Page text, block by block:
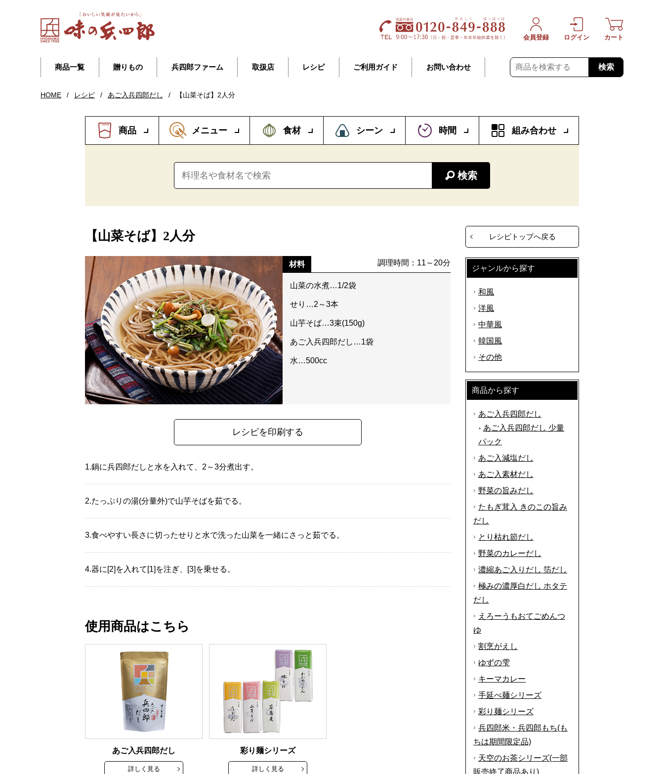
商品一覧 贈りもの 兵四郎ファーム 取扱店 レシピ ご利用ガイド お問い合わせ 検索
会員登録 ログイン カート
HOME / レシピ / あご入兵四郎だし / 【山菜そば】2人分
商品 メニュー 食材 シーン 時間 組み合わせ
検索
【山菜そば】2人分
材料 調理時間：11～20分
山菜の水煮…1/2袋
せり…2～3本
山芋そば…3束(150g)
あご入兵四郎だし…1袋
水…500cc
レシピを印刷する
1.鍋に兵四郎だしと水を入れて、2～3分煮出す。
2.たっぷりの湯(分量外)で山芋そばを茹でる。
3.食べやすい長さに切ったせりと水で洗った山菜を一緒にさっと茹でる。
4.器に[2]を入れて[1]を注ぎ、[3]を乗せる。
使用商品はこちら
あご入兵四郎だし
詳しく見る
彩り麺シリーズ
詳しく見る
レシピトップへ戻る
ジャンルから探す
和風
洋風
中華風
韓国風
その他
商品から探す
あご入兵四郎だし
あご入兵四郎だし 少量
パック
あご入減塩だし
あご入素材だし
野菜の旨みだし
たもぎ茸入 きのこの旨み
だし
とり枯れ節だし
野菜のカレーだし
濃縮あご入りだし 箔だし
極みの濃厚白だし ホタテ
だし
えろーうもおてごめんつ
ゆ
割烹がえし
ゆずの雫
キーマカレー
手延べ麺シリーズ
彩り麺シリーズ
兵四郎米・兵四郎もち(も
ちは期間限定品)
天空のお茶シリーズ(一部
販売終了商品あり)